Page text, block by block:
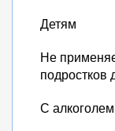
Детям
Не
подростков
С алкоголем